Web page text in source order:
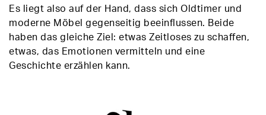
Es liegt also auf der Hand, dass sich Oldtimer und
moderne Möbel gegenseitig beeinflussen. Beide
haben das gleiche Ziel: etwas Zeitloses zu schaffen,
etwas, das Emotionen vermitteln und eine
Geschichte erzählen kann.